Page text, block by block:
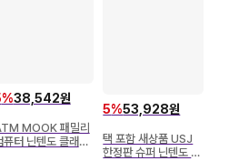
%38,542원
MOOK 패밀리
퓨터 닌텐도 클래식
5%53,928원
택 포함 새상품 USJ
한정판 슈퍼 닌텐도 월